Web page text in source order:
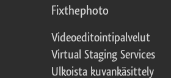
Fixthephoto
Videoeditointipalvelut
Virtual Staging Services
Ulkoista kuvankäsittely